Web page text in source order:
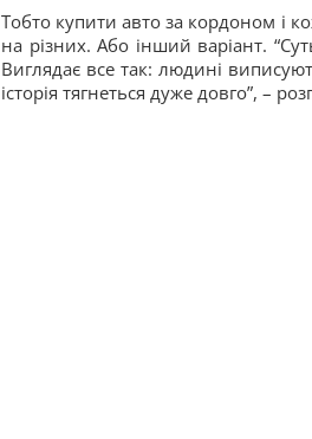
Тобто купити авто за кордоном і
на різних. Або інший варіант.
Виглядає все так: людині
історія тягнеться дуже довго”, –